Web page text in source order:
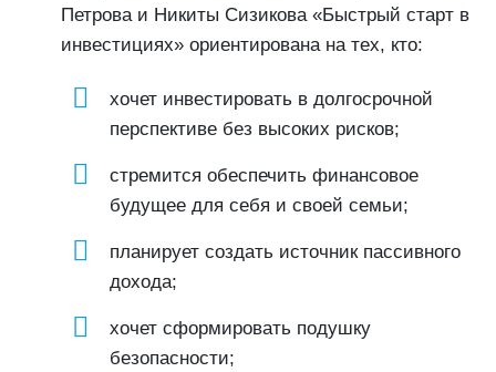
Петрова и Никиты Сизикова «Быстрый старт в
инвестициях» ориентирована на тех, кто:
хочет инвестировать в долгосрочной
перспективе без высоких рисков;
стремится обеспечить финансовое
будущее для себя и своей семьи;
планирует создать источник пассивного
дохода;
хочет сформировать подушку
безопасности;